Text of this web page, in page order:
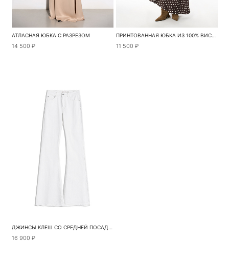
АТЛАСНАЯ ЮБКА С РАЗРЕЗОМ
14 500 ₽
ПРИНТОВАННАЯ ЮБКА ИЗ 100% ВИСКОЗЫ
11 500 ₽
ДЖИНСЫ КЛЕШ СО СРЕДНЕЙ ПОСАДКОЙ
16 900 ₽